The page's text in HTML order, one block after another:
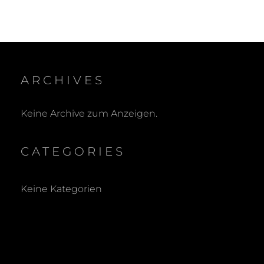
ARCHIVES
Keine Archive zum Anzeigen.
CATEGORIES
Keine Kategorien